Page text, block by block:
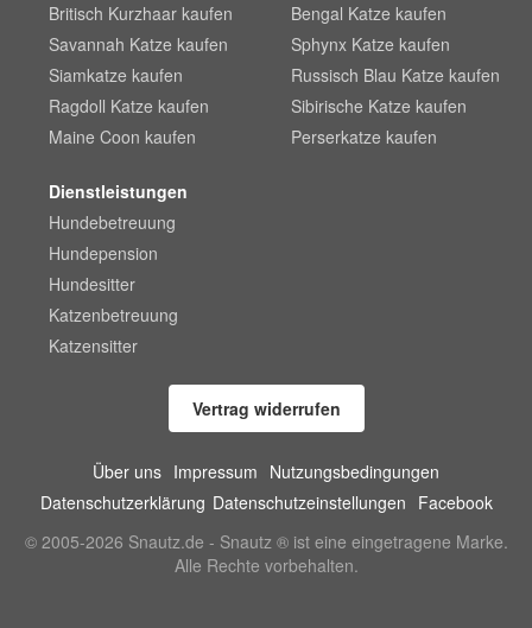
Britisch Kurzhaar kaufen
Savannah Katze kaufen
Siamkatze kaufen
Ragdoll Katze kaufen
Maine Coon kaufen
Bengal Katze kaufen
Sphynx Katze kaufen
Russisch Blau Katze kaufen
Sibirische Katze kaufen
Perserkatze kaufen
Dienstleistungen
Hundebetreuung
Hundepension
Hundesitter
Katzenbetreuung
Katzensitter
Vertrag widerrufen
Über uns Impressum Nutzungsbedingungen
Datenschutzerklärung Datenschutzeinstellungen Facebook
© 2005-2026 Snautz.de - Snautz ® ist eine eingetragene Marke.
Alle Rechte vorbehalten.